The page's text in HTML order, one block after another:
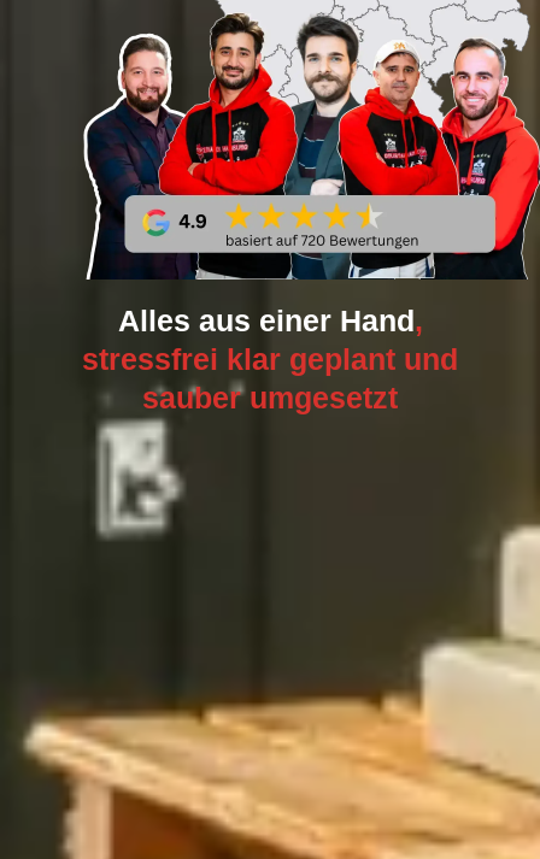
Alles aus einer Hand,
stressfrei klar geplant und
sauber umgesetzt